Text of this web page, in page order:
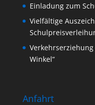
Einladung zum
Vielfältige
Winkel“
Anfahrt